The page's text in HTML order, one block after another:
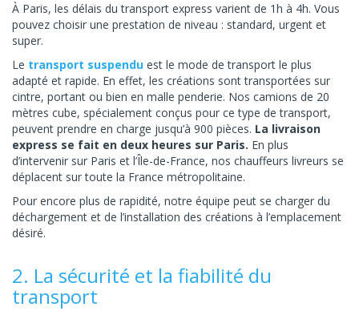
À Paris, les délais du transport express varient de 1h à 4h. Vous
pouvez choisir une prestation de niveau : standard, urgent et
super.
Le transport suspendu est le mode de transport le plus
adapté et rapide. En effet, les créations sont transportées sur
cintre, portant ou bien en malle penderie. Nos camions de 20
mètres cube, spécialement conçus pour ce type de transport,
peuvent prendre en charge jusqu’à 900 pièces. La livraison
express se fait en deux heures sur Paris. En plus
d’intervenir sur Paris et l’Île-de-France, nos chauffeurs livreurs se
déplacent sur toute la France métropolitaine.
Pour encore plus de rapidité, notre équipe peut se charger du
déchargement et de l’installation des créations à l’emplacement
désiré.
2. La sécurité et la fiabilité du
transport